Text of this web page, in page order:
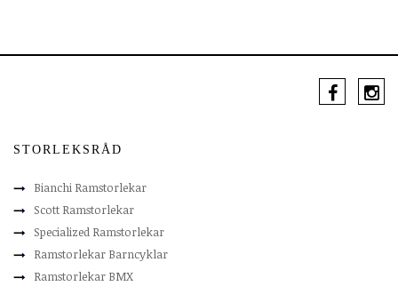
STORLEKSRÅD
Bianchi Ramstorlekar
Scott Ramstorlekar
Specialized Ramstorlekar
Ramstorlekar Barncyklar
Ramstorlekar BMX